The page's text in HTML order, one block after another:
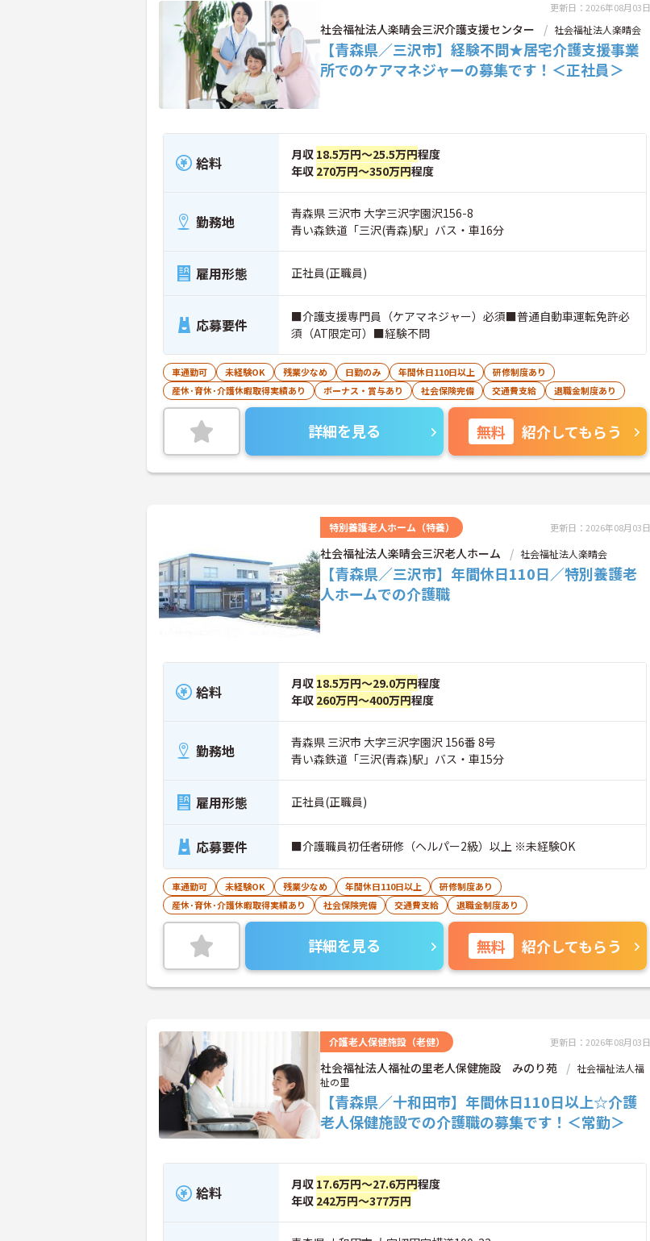
更新日：2026年08月03日
社会福祉法人楽晴会三沢介護支援センター 社会福祉法人楽晴会
【青森県／三沢市】経験不問★居宅介護支援事業
所でのケアマネジャーの募集です！＜正社員＞
給料 月収 18.5万円～25.5万円程度
年収 270万円～350万円程度
勤務地
青森県 三沢市 大字三沢字園沢156-8
青い森鉄道「三沢(青森)駅」バス・車16分
雇用形態 正社員(正職員)
応募要件
■介護支援専門員（ケアマネジャー）必須■普通自動車運転免許必
須（AT限定可）■経験不問
車通勤可 未経験OK 残業少なめ 日勤のみ 年間休日110日以上
研修制度あり
産休･育休･介護休暇取得実績あり
ボーナス・賞与あり 社会保険完備 交通費支給 退職金制度あり
詳細を見る 無料 紹介してもらう
特別養護老人ホーム（特養） 更新日：2026年08月03日
社会福祉法人楽晴会三沢老人ホーム 社会福祉法人楽晴会
【青森県／三沢市】年間休日110日／特別養護老
人ホームでの介護職
給料 月収 18.5万円～29.0万円程度
年収 260万円～400万円程度
勤務地
青森県 三沢市 大字三沢字園沢 156番 8号
青い森鉄道「三沢(青森)駅」バス・車15分
雇用形態 正社員(正職員)
応募要件 ■介護職員初任者研修（ヘルパー2級）以上 ※未経験OK
車通勤可 未経験OK 残業少なめ 年間休日110日以上
研修制度あり
産休･育休･介護休暇取得実績あり
社会保険完備 交通費支給 退職金制度あり
詳細を見る 無料 紹介してもらう
介護老人保健施設（老健） 更新日：2026年08月03日
社会福祉法人福祉の里老人保健施設 みのり苑
社会福祉法人福
祉の里
【青森県／十和田市】年間休日110日以上☆介護
老人保健施設での介護職の募集です！＜常勤＞
給料 月収 17.6万円～27.6万円程度
年収 242万円～377万円